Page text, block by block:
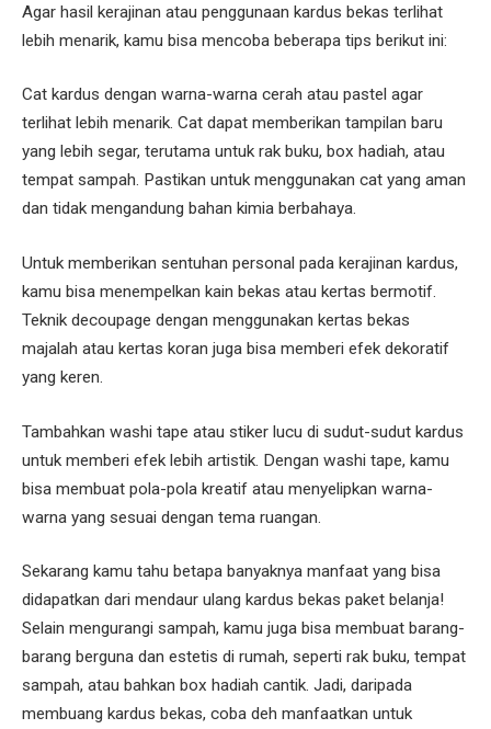
Agar hasil kerajinan atau penggunaan kardus bekas terlihat
lebih menarik, kamu bisa mencoba beberapa tips berikut ini:
Cat kardus dengan warna-warna cerah atau pastel agar
terlihat lebih menarik. Cat dapat memberikan tampilan baru
yang lebih segar, terutama untuk rak buku, box hadiah, atau
tempat sampah. Pastikan untuk menggunakan cat yang aman
dan tidak mengandung bahan kimia berbahaya.
Untuk memberikan sentuhan personal pada kerajinan kardus,
kamu bisa menempelkan kain bekas atau kertas bermotif.
Teknik decoupage dengan menggunakan kertas bekas
majalah atau kertas koran juga bisa memberi efek dekoratif
yang keren.
Tambahkan washi tape atau stiker lucu di sudut-sudut kardus
untuk memberi efek lebih artistik. Dengan washi tape, kamu
bisa membuat pola-pola kreatif atau menyelipkan warna-
warna yang sesuai dengan tema ruangan.
Sekarang kamu tahu betapa banyaknya manfaat yang bisa
didapatkan dari mendaur ulang kardus bekas paket belanja!
Selain mengurangi sampah, kamu juga bisa membuat barang-
barang berguna dan estetis di rumah, seperti rak buku, tempat
sampah, atau bahkan box hadiah cantik. Jadi, daripada
membuang kardus bekas, coba deh manfaatkan untuk